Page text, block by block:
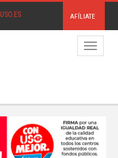
USO.ES AFÍLIATE
Menú